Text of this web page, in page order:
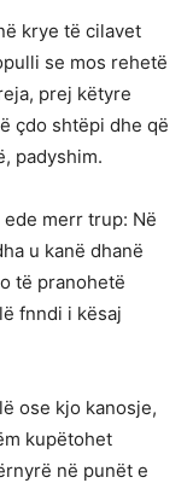
krye të cilavet
se mos rehetë
prej këtyre
çdo shtëpi dhe që
padyshim.
ede merr trup: Në
u kanë dhanë
të pranohetë
fnndi i kësaj
ose kjo kanosje,
kupëtohet
në punët e